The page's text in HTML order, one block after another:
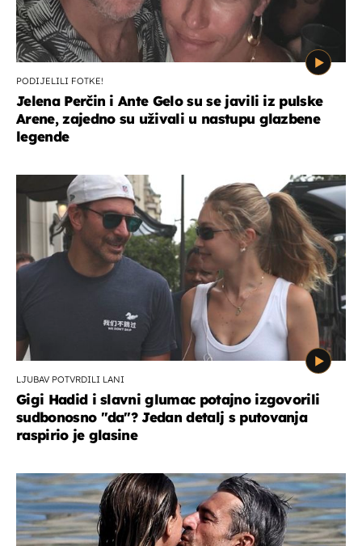
PODIJELILI FOTKE!
Jelena Perčin i Ante Gelo su se javili iz pulske
Arene, zajedno su uživali u nastupu glazbene
legende
LJUBAV POTVRDILI LANI
Gigi Hadid i slavni glumac potajno izgovorili
sudbonosno "da"? Jedan detalj s putovanja
raspirio je glasine